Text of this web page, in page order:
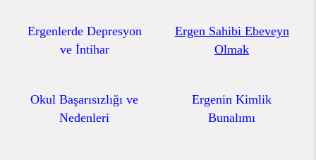
Ergenlerde Depresyon
ve İntihar
Ergen Sahibi Ebeveyn
Olmak
Okul Başarısızlığı ve
Nedenleri
Ergenin Kimlik
Bunalımı